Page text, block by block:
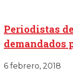
Periodistas
demandados
6 febrero, 2018